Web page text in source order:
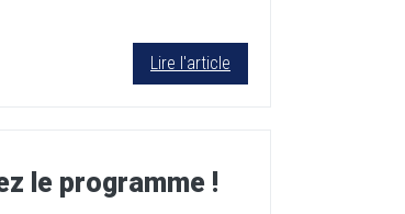
Lire l'article
le programme !